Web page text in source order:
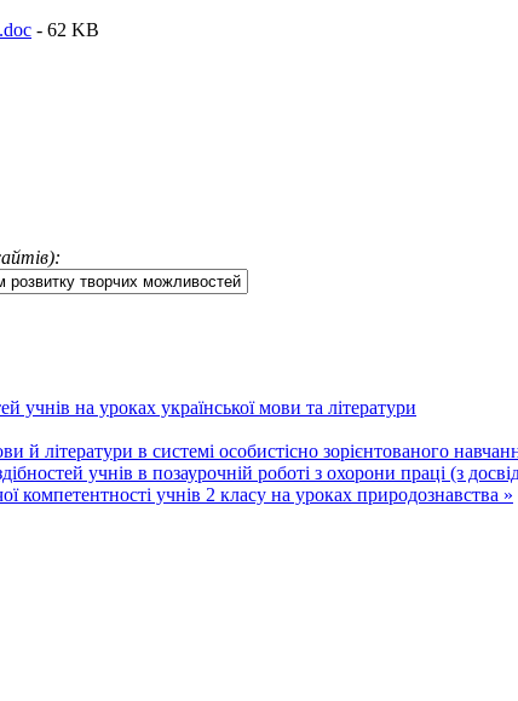
- 62 KB
учнів на уроках української мови та літератури
й літератури в системі особистісно зорієнтованого
учнів в позаурочній роботі з охорони праці (з
компетентності учнів 2 класу на уроках природознавства »